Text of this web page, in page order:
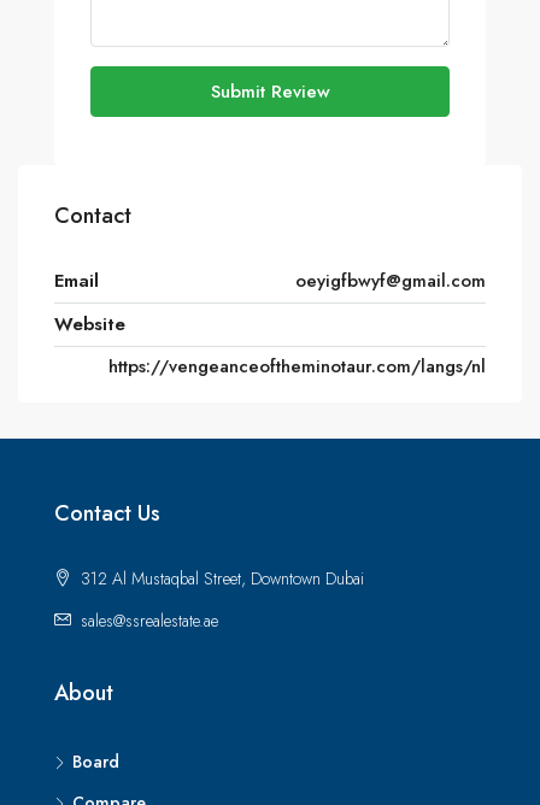
Submit Review
Contact
Email
oeyigfbwyf@gmail.com
Website
https://vengeanceoftheminotaur.com/langs/nl
Contact Us
312 Al Mustaqbal Street, Downtown Dubai
sales@ssrealestate.ae
About
Board